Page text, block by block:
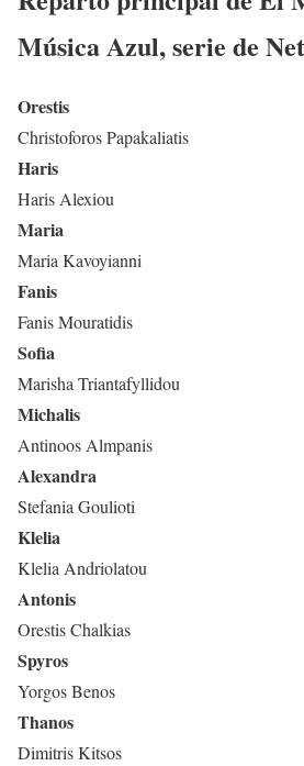
Música Azul, serie de
Orestis
Christoforos Papakaliatis
Haris
Haris Alexiou
Maria
Maria Kavoyianni
Fanis
Fanis Mouratidis
Sofia
Marisha Triantafyllidou
Michalis
Antinoos Almpanis
Alexandra
Stefania Goulioti
Klelia
Klelia Andriolatou
Antonis
Orestis Chalkias
Spyros
Yorgos Benos
Thanos
Dimitris Kitsos